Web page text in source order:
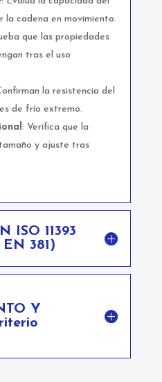
cadena en movimiento.
que las propiedades
tras el uso
la resistencia del
de frío extremo.
: Verifica que la
y ajuste tras
ISO 11393
381)
Y